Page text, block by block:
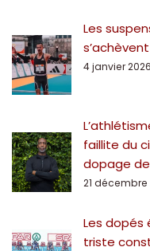
Les
4 janvier 2026
faillite du
dopage
21 décembre
Les dopés
triste